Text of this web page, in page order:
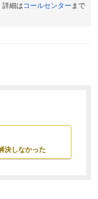
詳細はコールセンターまで
決しなかった